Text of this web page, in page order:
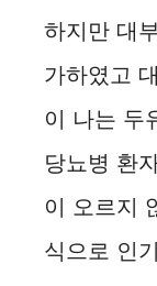
하지만 대
가하였고
이 나는 두
당뇨병 환
이 오르지
식으로 인